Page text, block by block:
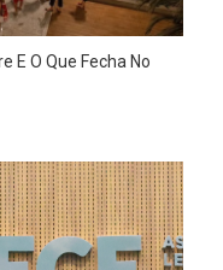
E O Que Fecha No